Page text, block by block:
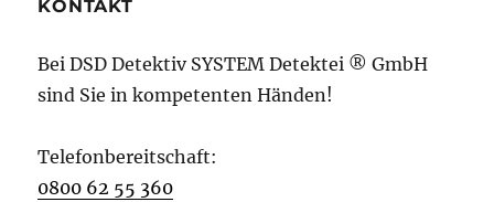
KONTAKT
Bei DSD Detektiv SYSTEM Detektei ® GmbH
sind Sie in kompetenten Händen!
Telefonbereitschaft:
0800 62 55 360